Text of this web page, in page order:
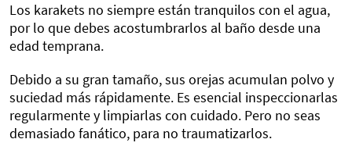
Los karakets no siempre están tranquilos con el agua,
por lo que debes acostumbrarlos al baño desde una
edad temprana.
Debido a su gran tamaño, sus orejas acumulan polvo y
suciedad más rápidamente. Es esencial inspeccionarlas
regularmente y limpiarlas con cuidado. Pero no seas
demasiado fanático, para no traumatizarlos.